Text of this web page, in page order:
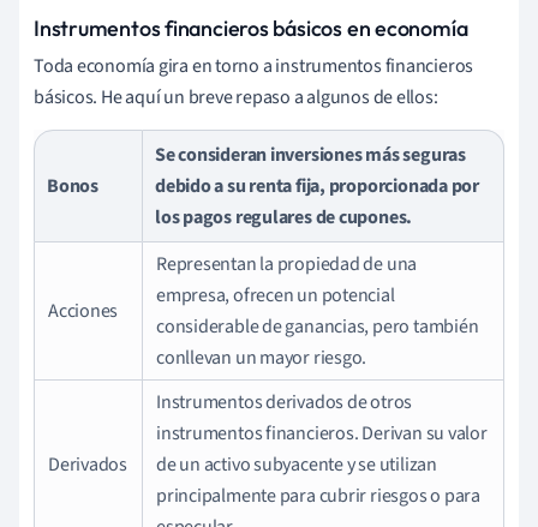
Instrumentos financieros básicos en economía
Toda economía gira en torno a instrumentos financieros
básicos. He aquí un breve repaso a algunos de ellos:
Bonos
Se consideran inversiones más seguras
debido a su renta fija, proporcionada por
los pagos regulares de cupones.
Acciones
Representan la propiedad de una
empresa, ofrecen un potencial
considerable de ganancias, pero también
conllevan un mayor riesgo.
Derivados
Instrumentos derivados de otros
instrumentos financieros. Derivan su valor
de un activo subyacente y se utilizan
principalmente para cubrir riesgos o para